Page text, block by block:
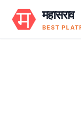
महासराव
BEST